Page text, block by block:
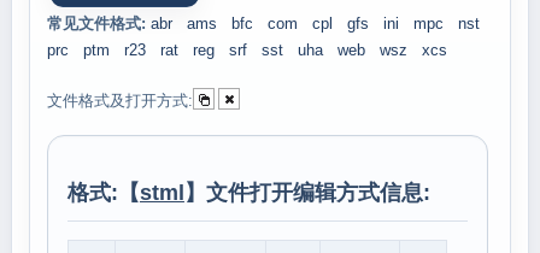
常见文件格式: abr ams bfc com cpl gfs ini mpc
nst
prc
ptm r23 rat reg srf sst uha web wsz xcs
文件格式及打开方式:
格式:【stml 】文件打开编辑方式信息: